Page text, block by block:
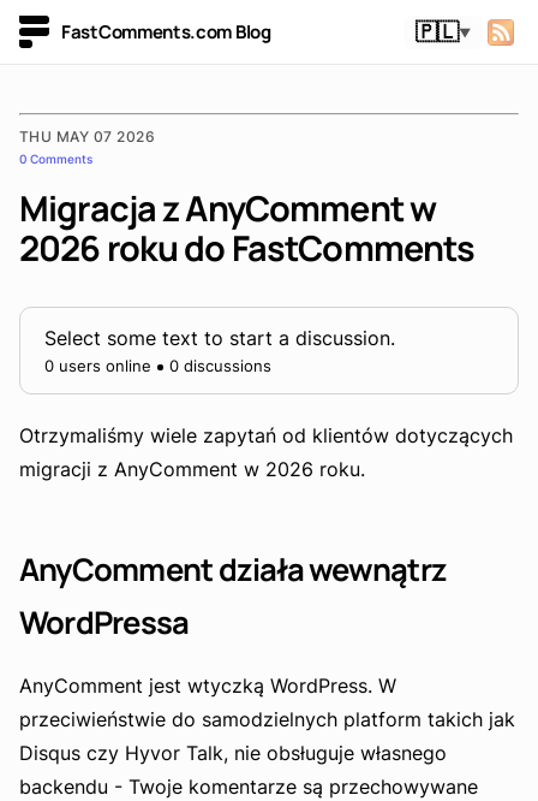
FastComments.com Blog 🇵🇱▼
THU MAY 07 2026
0 Comments
Migracja z AnyComment w
2026 roku do FastComments
Select some text to start a discussion.
0 users online 0 discussions
Otrzymaliśmy wiele zapytań od klientów dotyczących
migracji z AnyComment w 2026 roku.
AnyComment działa wewnątrz
WordPressa
AnyComment jest wtyczką WordPress. W
przeciwieństwie do samodzielnych platform takich jak
Disqus czy Hyvor Talk, nie obsługuje własnego
backendu - Twoje komentarze są przechowywane